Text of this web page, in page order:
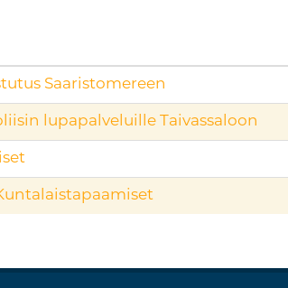
Saaristomereen
lupapalveluille Taivassaloon